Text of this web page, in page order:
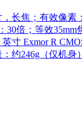
长焦；有效像素
倍；等效35mm
寸 Exmor R
约246g（仅机身